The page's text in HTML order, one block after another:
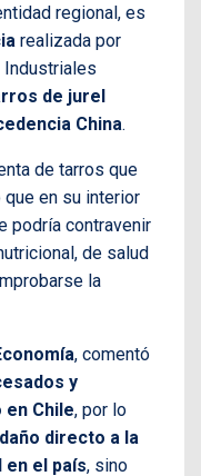
regional, es
realizada por
de jurel
China.
de tarros que
en su interior
podría contravenir
de salud
la
, comentó
y
en Chile, por lo
directo a la
el país, sino